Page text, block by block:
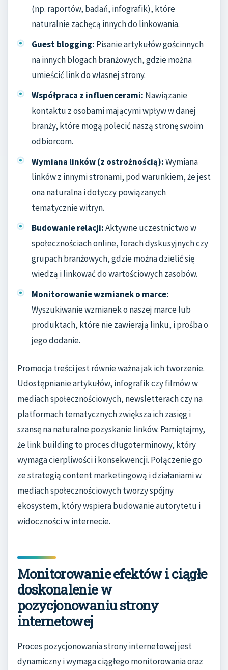
(np. raportów, badań, infografik), które
naturalnie zachęcą innych do linkowania.
Guest blogging: Pisanie artykułów gościnnych
na innych blogach branżowych, gdzie można
umieścić link do własnej strony.
Współpraca z influencerami: Nawiązanie
kontaktu z osobami mającymi wpływ w danej
branży, które mogą polecić naszą stronę swoim
odbiorcom.
Wymiana linków (z ostrożnością):Wymiana
linków z innymi stronami, pod warunkiem, że jest
ona naturalna i dotyczy powiązanych
tematycznie witryn.
Budowanie relacji:Aktywne uczestnictwo w
społecznościach online, forach dyskusyjnych czy
grupach branżowych, gdzie można dzielić się
wiedzą i linkować do wartościowych zasobów.
Monitorowanie wzmianek o marce:
Wyszukiwanie wzmianek o naszej marce lub
produktach, które nie zawierają linku, i prośba o
jego dodanie.
Promocja treści jest równie ważna jak ich tworzenie.
Udostępnianie artykułów, infografik czy filmów w
mediach społecznościowych, newsletterach czy na
platformach tematycznych zwiększa ich zasięg i
szansę na naturalne pozyskanie linków. Pamiętajmy,
że link building to proces długoterminowy, który
wymaga cierpliwości i konsekwencji. Połączenie go
ze strategią content marketingową i działaniami w
mediach społecznościowych tworzy spójny
ekosystem, który wspiera budowanie autorytetu i
widoczności w internecie.
Monitorowanie efektów i ciągłe
doskonalenie w
pozycjonowaniu strony
internetowej
Proces pozycjonowania strony internetowej jest
dynamiczny i wymaga ciągłego monitorowania oraz